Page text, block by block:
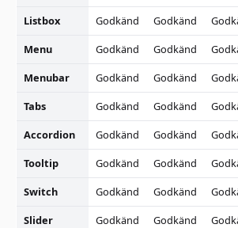
Listbox
Godkänd Godkänd
Menu
Godkänd Godkänd
Menubar
Godkänd Godkänd
Tabs
Godkänd Godkänd
Accordion
Godkänd Godkänd
Tooltip
Godkänd Godkänd
Switch
Godkänd Godkänd
Slider
Godkänd Godkänd